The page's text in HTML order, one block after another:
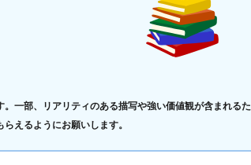
一部、リアリティのある描写や強い価値観が含まれるた
えるようにお願いします。